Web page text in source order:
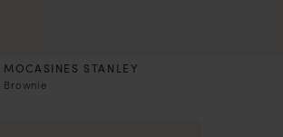
MOCASINES STANLEY
Brownie